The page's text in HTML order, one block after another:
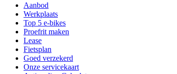
Aanbod
Werkplaats
Top 5 e-bikes
Proefrit maken
Lease
Fietsplan
Goed verzekerd
Onze servicekaart